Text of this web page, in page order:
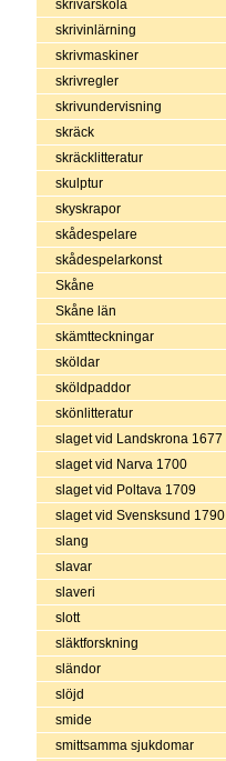
skrivarskola
skrivinlärning
skrivmaskiner
skrivregler
skrivundervisning
skräck
skräcklitteratur
skulptur
skyskrapor
skådespelare
skådespelarkonst
Skåne
Skåne län
skämtteckningar
sköldar
sköldpaddor
skönlitteratur
slaget vid Landskrona 1677
slaget vid Narva 1700
slaget vid Poltava 1709
slaget vid Svensksund 1790
slang
slavar
slaveri
slott
släktforskning
sländor
slöjd
smide
smittsamma sjukdomar